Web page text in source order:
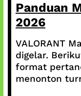
Panduan
2026
VALORANT
digelar.
format
menonton